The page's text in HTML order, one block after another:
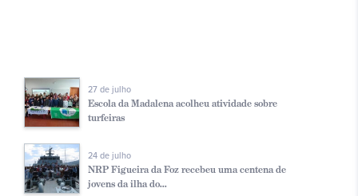
27 de julho
Escola da Madalena acolheu atividade sobre
turfeiras
24 de julho
NRP Figueira da Foz recebeu uma centena de
jovens da ilha do...